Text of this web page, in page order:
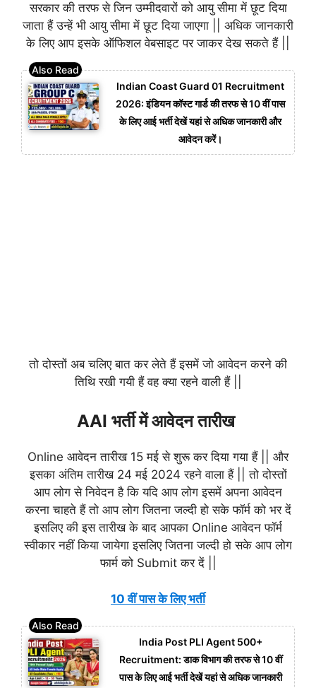
सरकार की तरफ से जिन उम्मीदवारों को आयु सीमा में छूट दिया
जाता हैं उन्हें भी आयु सीमा में छूट दिया जाएगा || अधिक जानकारी
के लिए आप इसके ऑफिशल वेबसाइट पर जाकर देख सकते हैं ||
Indian Coast Guard 01 Recruitment
2026: इंडियन कॉस्ट गार्ड की तरफ से 10 वीं पास
के लिए आई भर्ती देखें यहां से अधिक जानकारी और
आवेदन करें।
तो दोस्तों अब चलिए बात कर लेते हैं इसमें जो आवेदन करने की
तिथि रखी गयी हैं वह क्या रहने वाली हैं ||
AAI भर्ती में आवेदन तारीख
Online आवेदन तारीख 15 मई से शुरू कर दिया गया हैं || और
इसका अंतिम तारीख 24 मई 2024 रहने वाला हैं || तो दोस्तों
आप लोग से निवेदन है कि यदि आप लोग इसमें अपना आवेदन
करना चाहते हैं तो आप लोग जितना जल्दी हो सके फॉर्म को भर दें
इसलिए की इस तारीख के बाद आपका Online आवेदन फॉर्म
स्वीकार नहीं किया जायेगा इसलिए जितना जल्दी हो सके आप लोग
फार्म को Submit कर दें ||
10 वीं पास के लिए भर्ती
India Post PLI Agent 500+
Recruitment: डाक विभाग की तरफ से 10 वीं
पास के लिए आई भर्ती देखें यहां से अधिक जानकारी